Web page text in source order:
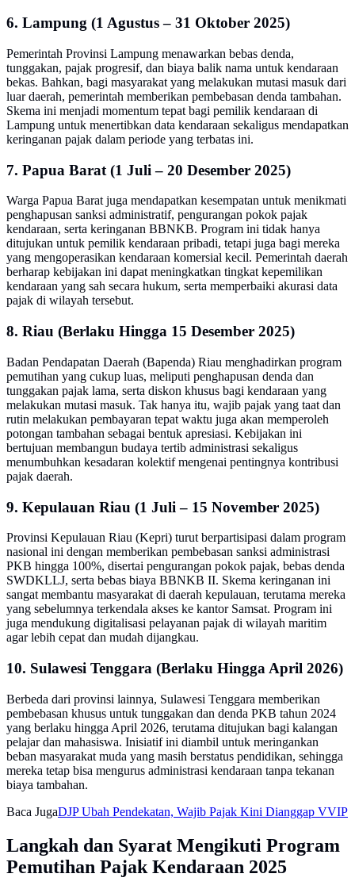
6. Lampung (1 Agustus – 31 Oktober 2025)
Pemerintah Provinsi Lampung menawarkan bebas denda,
tunggakan, pajak progresif, dan biaya balik nama untuk kendaraan
bekas. Bahkan, bagi masyarakat yang melakukan mutasi masuk dari
luar daerah, pemerintah memberikan pembebasan denda tambahan.
Skema ini menjadi momentum tepat bagi pemilik kendaraan di
Lampung untuk menertibkan data kendaraan sekaligus mendapatkan
keringanan pajak dalam periode yang terbatas ini.
7. Papua Barat (1 Juli – 20 Desember 2025)
Warga Papua Barat juga mendapatkan kesempatan untuk menikmati
penghapusan sanksi administratif, pengurangan pokok pajak
kendaraan, serta keringanan BBNKB. Program ini tidak hanya
ditujukan untuk pemilik kendaraan pribadi, tetapi juga bagi mereka
yang mengoperasikan kendaraan komersial kecil. Pemerintah daerah
berharap kebijakan ini dapat meningkatkan tingkat kepemilikan
kendaraan yang sah secara hukum, serta memperbaiki akurasi data
pajak di wilayah tersebut.
8. Riau (Berlaku Hingga 15 Desember 2025)
Badan Pendapatan Daerah (Bapenda) Riau menghadirkan program
pemutihan yang cukup luas, meliputi penghapusan denda dan
tunggakan pajak lama, serta diskon khusus bagi kendaraan yang
melakukan mutasi masuk. Tak hanya itu, wajib pajak yang taat dan
rutin melakukan pembayaran tepat waktu juga akan memperoleh
potongan tambahan sebagai bentuk apresiasi. Kebijakan ini
bertujuan membangun budaya tertib administrasi sekaligus
menumbuhkan kesadaran kolektif mengenai pentingnya kontribusi
pajak daerah.
9. Kepulauan Riau (1 Juli – 15 November 2025)
Provinsi Kepulauan Riau (Kepri) turut berpartisipasi dalam program
nasional ini dengan memberikan pembebasan sanksi administrasi
PKB hingga 100%, disertai pengurangan pokok pajak, bebas denda
SWDKLLJ, serta bebas biaya BBNKB II. Skema keringanan ini
sangat membantu masyarakat di daerah kepulauan, terutama mereka
yang sebelumnya terkendala akses ke kantor Samsat. Program ini
juga mendukung digitalisasi pelayanan pajak di wilayah maritim
agar lebih cepat dan mudah dijangkau.
10. Sulawesi Tenggara (Berlaku Hingga April 2026)
Berbeda dari provinsi lainnya, Sulawesi Tenggara memberikan
pembebasan khusus untuk tunggakan dan denda PKB tahun 2024
yang berlaku hingga April 2026, terutama ditujukan bagi kalangan
pelajar dan mahasiswa. Inisiatif ini diambil untuk meringankan
beban masyarakat muda yang masih berstatus pendidikan, sehingga
mereka tetap bisa mengurus administrasi kendaraan tanpa tekanan
biaya tambahan.
Baca JugaDJP Ubah Pendekatan, Wajib Pajak Kini Dianggap VVIP
Langkah dan Syarat Mengikuti Program
Pemutihan Pajak Kendaraan 2025